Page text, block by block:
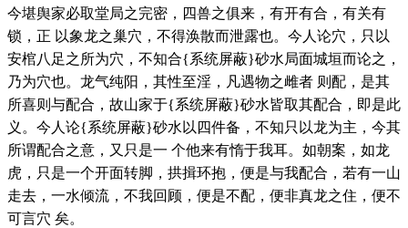
今堪舆家必取堂局之完密，四兽之俱来，有开有合，有关有
锁，正 以象龙之巢穴，不得涣散而泄露也。今人论穴，只以
安棺八足之所为穴，不知合{系统屏蔽}砂水局面城垣而论之，
乃为穴也。龙气纯阳，其性至淫，凡遇物之雌者 则配，是其
所喜则与配合，故山家于{系统屏蔽}砂水皆取其配合，即是此
义。今人论{系统屏蔽}砂水以四件备，不知只以龙为主，今其
所谓配合之意，又只是一 个他来有惰于我耳。如朝案，如龙
虎，只是一个开面转脚，拱揖环抱，便是与我配合，若有一山
走去，一水倾流，不我回顾，便是不配，便非真龙之住，便不
可言穴 矣。